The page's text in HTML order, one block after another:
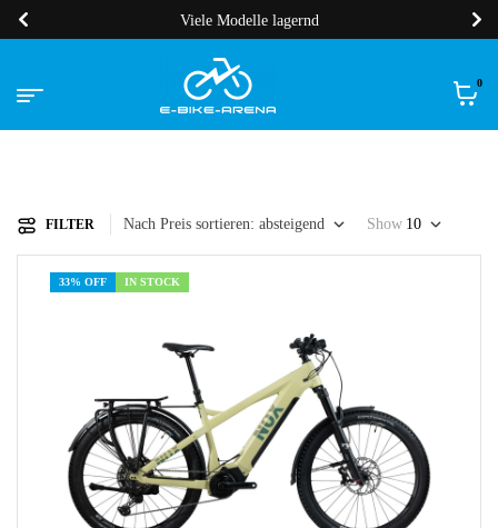
Viele Modelle lagernd
0
FILTER Nach Preis sortieren: absteigend Show 10
33% OFF IN STOCK